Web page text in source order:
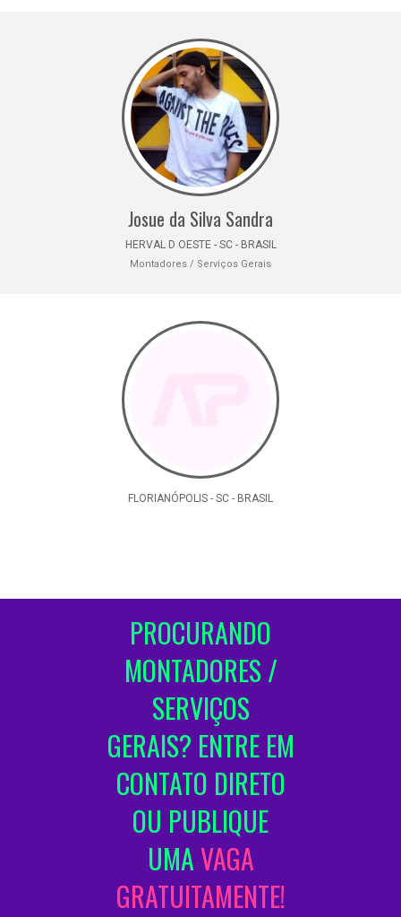
Josue da Silva Sandra
HERVAL D OESTE - SC - BRASIL
Montadores / Serviços Gerais
FLORIANÓPOLIS - SC - BRASIL
PROCURANDO
MONTADORES /
SERVIÇOS
GERAIS? ENTRE EM
CONTATO DIRETO
OU PUBLIQUE
UMAVAGA
GRATUITAMENTE!